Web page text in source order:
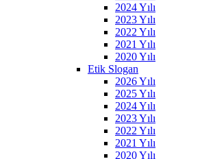
2024 Yılı
2023 Yılı
2022 Yılı
2021 Yılı
2020 Yılı
Etik Slogan
2026 Yılı
2025 Yılı
2024 Yılı
2023 Yılı
2022 Yılı
2021 Yılı
2020 Yılı